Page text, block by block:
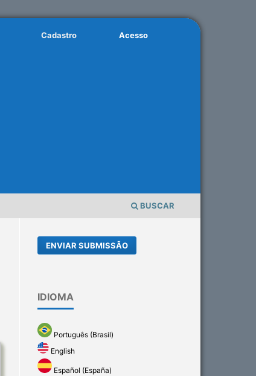
BUSCAR
Cadastro Acesso
ENVIAR SUBMISSÃO
IDIOMA
Português (Brasil)
English
Español (España)